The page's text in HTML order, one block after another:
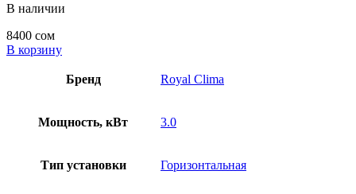
В наличии
8400 сом
В корзину
Бренд Royal Clima
Мощность, кВт 3.0
Тип установки Горизонтальная